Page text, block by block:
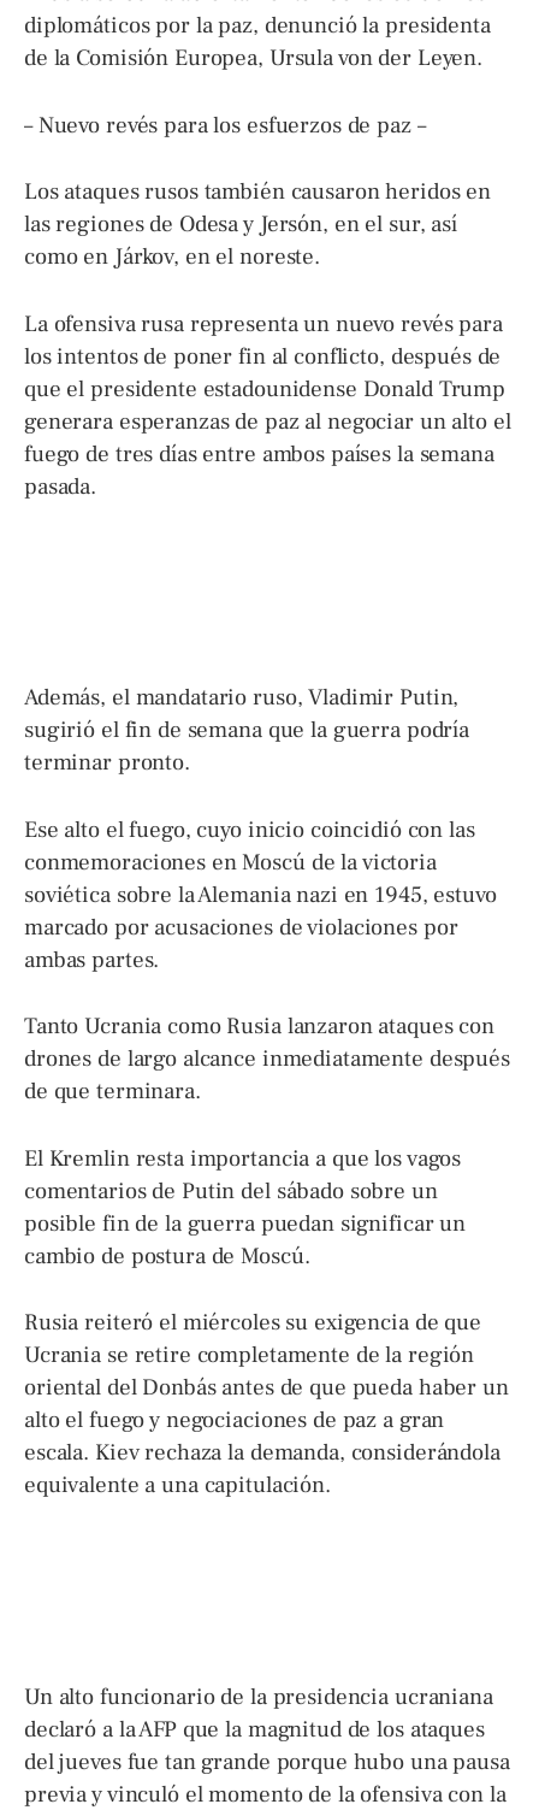
diplomáticos por la paz, denunció la presidenta
de la Comisión Europea, Ursula von der Leyen.
– Nuevo revés para los esfuerzos de paz –
Los ataques rusos también causaron heridos en
las regiones de Odesa y Jersón, en el sur, así
como en Járkov, en el noreste.
La ofensiva rusa representa un nuevo revés para
los intentos de poner fin al conflicto, después de
que el presidente estadounidense Donald Trump
generara esperanzas de paz al negociar un alto el
fuego de tres días entre ambos países la semana
pasada.
Además, el mandatario ruso, Vladimir Putin,
sugirió el fin de semana que la guerra podría
terminar pronto.
Ese alto el fuego, cuyo inicio coincidió con las
conmemoraciones en Moscú de la victoria
soviética sobre la Alemania nazi en 1945, estuvo
marcado por acusaciones de violaciones por
ambas partes.
Tanto Ucrania como Rusia lanzaron ataques con
drones de largo alcance inmediatamente después
de que terminara.
El Kremlin resta importancia a que los vagos
comentarios de Putin del sábado sobre un
posible fin de la guerra puedan significar un
cambio de postura de Moscú.
Rusia reiteró el miércoles su exigencia de que
Ucrania se retire completamente de la región
oriental del Donbás antes de que pueda haber un
alto el fuego y negociaciones de paz a gran
escala. Kiev rechaza la demanda, considerándola
equivalente a una capitulación.
Un alto funcionario de la presidencia ucraniana
declaró a la AFP que la magnitud de los ataques
del jueves fue tan grande porque hubo una pausa
previa y vinculó el momento de la ofensiva con la